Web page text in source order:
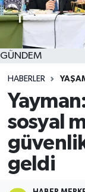
GÜNDEM
HABERLER
sosyal
geldi